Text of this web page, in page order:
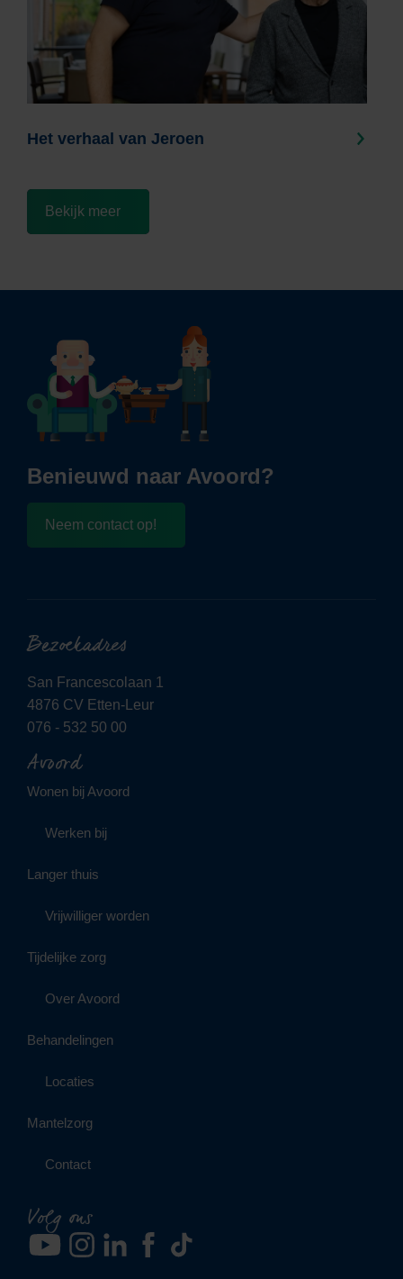
Het verhaal van Jeroen
Bekijk meer
Benieuwd naar Avoord?
Neem contact op!
Bezoekadres
San Francescolaan 1
4876 CV Etten-Leur
076 - 532 50 00
Avoord
Wonen bij Avoord
Werken bij
Langer thuis
Vrijwilliger worden
Tijdelijke zorg
Over Avoord
Behandelingen
Locaties
Mantelzorg
Contact
Volg ons